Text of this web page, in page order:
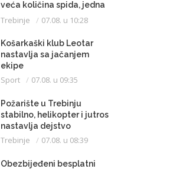
veća količina spida, jedna
osoba uhapšena
Trebinje 07.08. u 10:28
Košarkaški klub Leotar
nastavlja sa jačanjem
ekipe
Sport 07.08. u 09:35
Požarište u Trebinju
stabilno, helikopter i jutros
nastavlja dejstvo
Trebinje 07.08. u 08:39
Obezbijeđeni besplatni